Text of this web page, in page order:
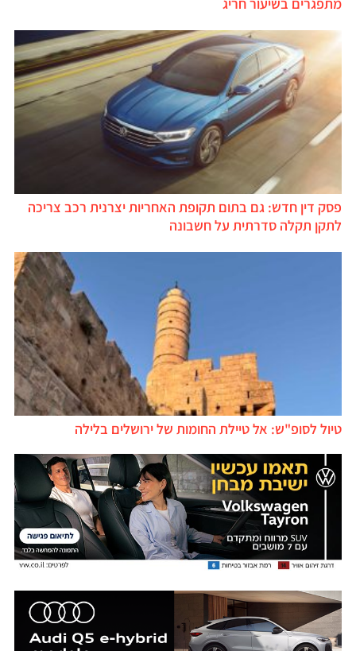
פסק דין חדש: גם בתום תקופת האחריות יצרנית רכב צריכה
לתקן תקלה סדרתית על חשבונה
טיול לסופ"ש: אל טיילת החומות של ירושלים בלילה